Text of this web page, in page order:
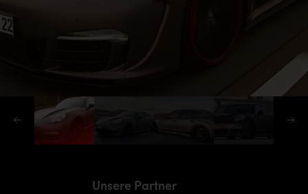
Unsere Partner